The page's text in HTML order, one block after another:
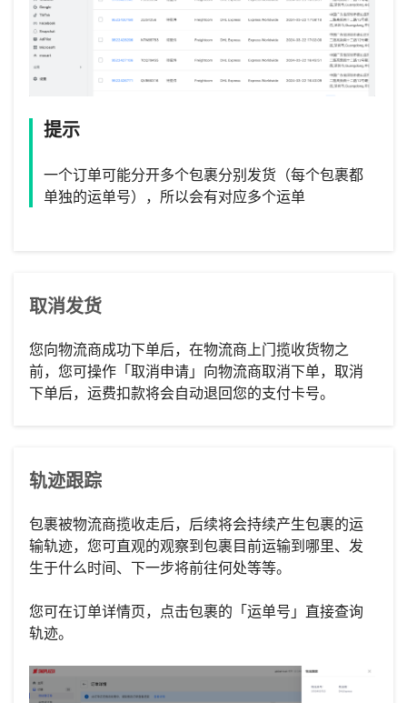
提示
一个订单可能分开多个包裹分别发货（每个包裹都
单独的运单号），所以会有对应多个运单
取消发货
您向物流商成功下单后，在物流商上门揽收货物之
前，您可操作「取消申请」向物流商取消下单，取消
下单后，运费扣款将会自动退回您的支付卡号。
轨迹跟踪
包裹被物流商揽收走后，后续将会持续产生包裹的运
输轨迹，您可直观的观察到包裹目前运输到哪里、发
生于什么时间、下一步将前往何处等等。
您可在订单详情页，点击包裹的「运单号」直接查询
轨迹。